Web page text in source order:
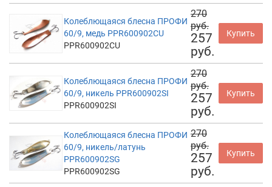
Колеблющаяся блесна ПРОФИ
60/9, медь PPR600902CU
PPR600902CU
270
руб.
257
руб.
Купить
Колеблющаяся блесна ПРОФИ
60/9, никель PPR600902SI
PPR600902SI
270
руб.
257
руб.
Купить
Колеблющаяся блесна ПРОФИ
60/9, никель/латунь
PPR600902SG
PPR600902SG
270
руб.
257
руб.
Купить